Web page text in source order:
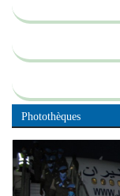
Photothèques